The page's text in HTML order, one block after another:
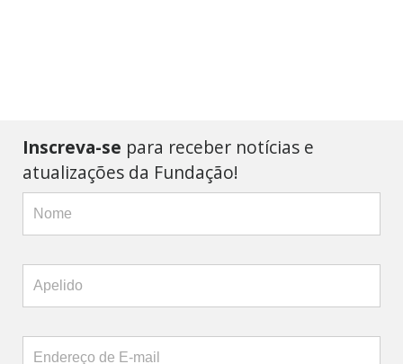
Inscreva-se para receber notícias e
atualizações da Fundação!